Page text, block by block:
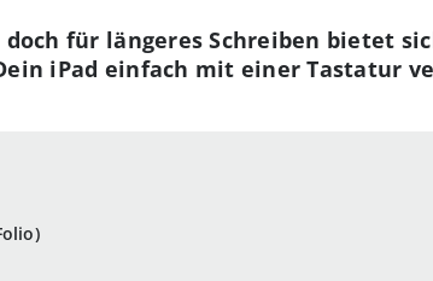
für längeres Schreiben bietet
iPad einfach mit einer Tastatur